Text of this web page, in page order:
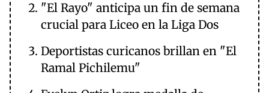
"El Rayo" anticipa un fin de semana
crucial para Liceo en la Liga Dos
Deportistas curicanos brillan en "El
Ramal Pichilemu"